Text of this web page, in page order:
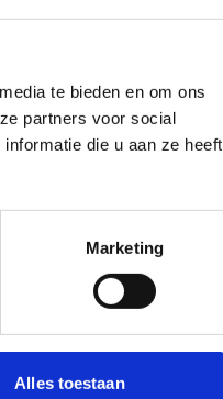
te bieden en om ons
partners voor social
die u aan ze heeft
Marketing
Alles toestaan
zij de vraag